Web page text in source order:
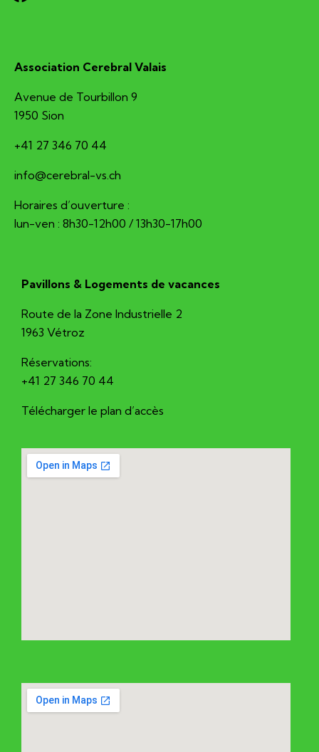
Association Cerebral Valais
Avenue de Tourbillon 9
1950 Sion
+41 27 346 70 44
hc.sv-larberec@ofni
Horaires d’ouverture :
lun-ven : 8h30-12h00 / 13h30-17h00
Pavillons & Logements de vacances
Route de la Zone Industrielle 2
1963 Vétroz
Réservations:
+41 27 346 70 44
Télécharger le plan d’accès